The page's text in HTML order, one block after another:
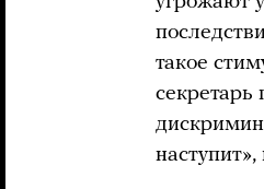
такое
наступит»,